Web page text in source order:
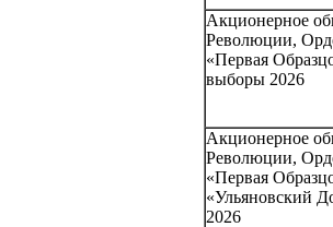
Акционерное
Революции,
«Первая
выборы 2026
Акционерное
Революции,
«Первая
«Ульяновский
2026